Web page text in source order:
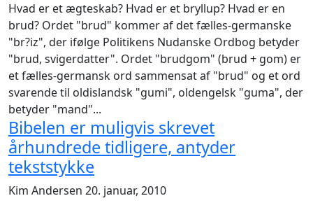
Hvad er et ægteskab? Hvad er et bryllup? Hvad er en
brud? Ordet "brud" kommer af det fælles-germanske
"br?iz", der ifølge Politikens Nudanske Ordbog betyder
"brud, svigerdatter". Ordet "brudgom" (brud + gom) er
et fælles-germansk ord sammensat af "brud" og et ord
svarende til oldislandsk "gumi", oldengelsk "guma", der
betyder "mand"...
Bibelen er muligvis skrevet
århundrede tidligere, antyder
tekststykke
Kim Andersen 20. januar, 2010